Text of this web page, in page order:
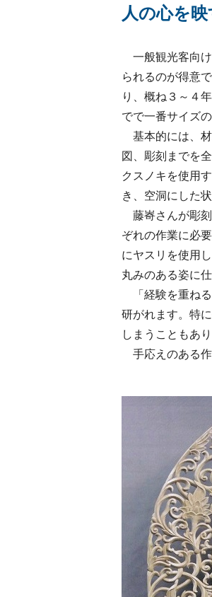
人の心を
一般観光客向け
られるのが得意
り、概ね３～４
でで一番サイズ
基本的には、材
図、彫刻までを
クスノキを使用
き、空洞にした
藤㟢さんが彫刻
ぞれの作業に必
にヤスリを使用
丸みのある姿に仕
「経験を重ねる
研がれます。特
しまうこともあ
手応えのある作